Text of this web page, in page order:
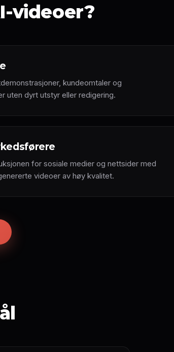
videoer?
kundeomtaler og
uten dyrt utstyr eller redigering.
for sosiale medier og nettsider med
videoer av høy kvalitet.